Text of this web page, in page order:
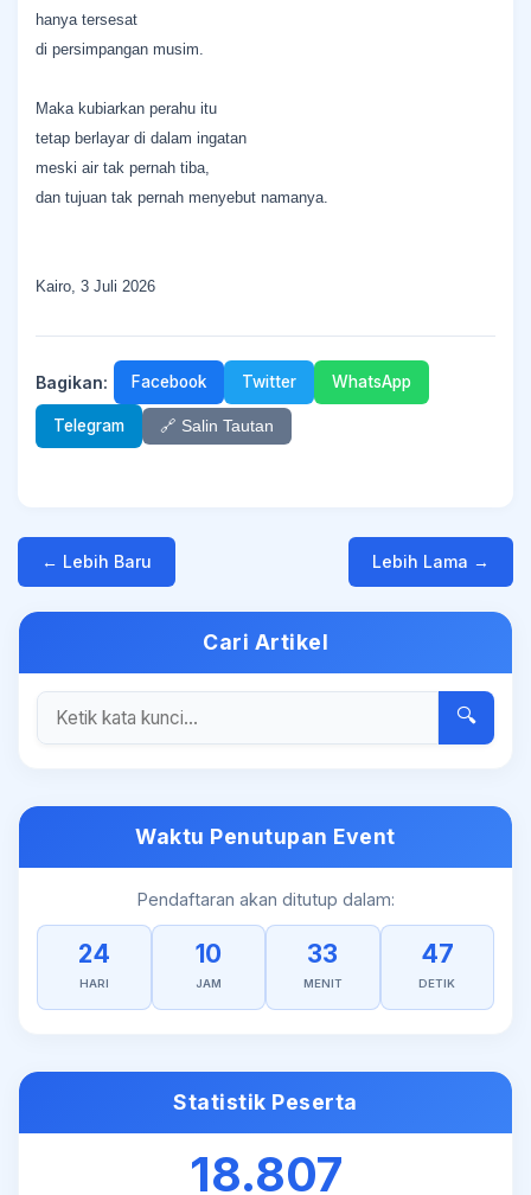
hanya tersesat
di persimpangan musim.
Maka kubiarkan perahu itu
tetap berlayar di dalam ingatan
meski air tak pernah tiba,
dan tujuan tak pernah menyebut namanya.
Kairo, 3 Juli 2026
Bagikan: Facebook Twitter WhatsApp
Telegram 🔗 Salin Tautan
← Lebih Baru Lebih Lama →
Cari Artikel
🔍
Waktu Penutupan Event
Pendaftaran akan ditutup dalam:
24
HARI
10
JAM
33
MENIT
47
DETIK
Statistik Peserta
18.807